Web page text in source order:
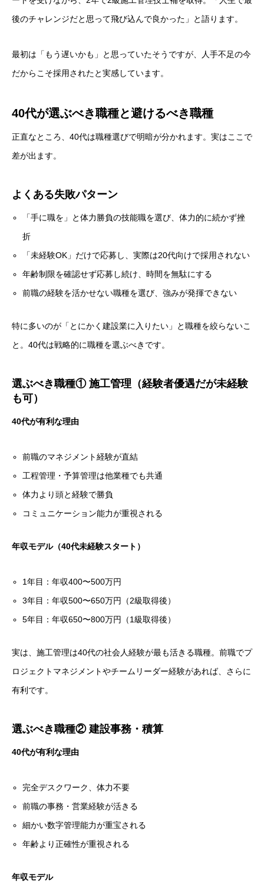
後のチャレンジだと思って飛び込んで良かった」と語ります。
最初は「もう遅いかも」と思っていたそうですが、人手不足の今
だからこそ採用されたと実感しています。
40代が選ぶべき職種と避けるべき職種
正直なところ、40代は職種選びで明暗が分かれます。実はここで
差が出ます。
よくある失敗パターン
「手に職を」と体力勝負の技能職を選び、体力的に続かず挫
折
「未経験OK」だけで応募し、実際は20代向けで採用されない
年齢制限を確認せず応募し続け、時間を無駄にする
前職の経験を活かせない職種を選び、強みが発揮できない
特に多いのが「とにかく建設業に入りたい」と職種を絞らないこ
と。40代は戦略的に職種を選ぶべきです。
選ぶべき職種① 施工管理（経験者優遇だが未経験
も可）
40代が有利な理由
前職のマネジメント経験が直結
工程管理・予算管理は他業種でも共通
体力より頭と経験で勝負
コミュニケーション能力が重視される
年収モデル（40代未経験スタート）
1年目：年収400〜500万円
3年目：年収500〜650万円（2級取得後）
5年目：年収650〜800万円（1級取得後）
実は、施工管理は40代の社会人経験が最も活きる職種。前職でプ
ロジェクトマネジメントやチームリーダー経験があれば、さらに
有利です。
選ぶべき職種② 建設事務・積算
40代が有利な理由
完全デスクワーク、体力不要
前職の事務・営業経験が活きる
細かい数字管理能力が重宝される
年齢より正確性が重視される
年収モデル